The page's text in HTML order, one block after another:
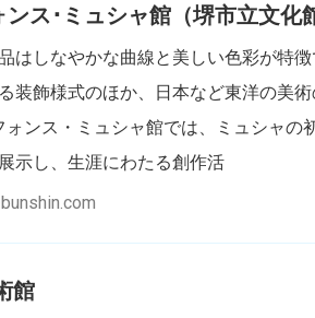
ス･ミュシャ館（堺市立文化
はしなやかな曲線と美しい色彩が特
装飾様式のほか、日本など東洋の美術
ォンス・ミュシャ館では、ミュシャの
示し、生涯にわたる創作活
館